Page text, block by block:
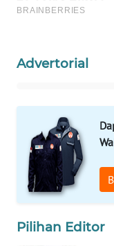
Advertorial
Pilihan Editor
WN
Wahana
WAHANA
NEWS
WAHANA
TANI
WAHANA